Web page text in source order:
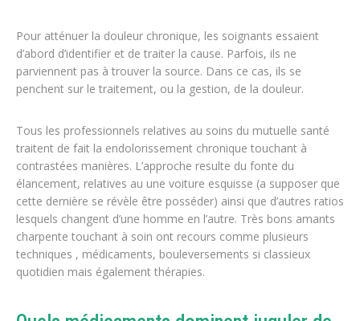
Pour atténuer la douleur chronique, les soignants essaient
d’abord d’identifier et de traiter la cause. Parfois, ils ne
parviennent pas à trouver la source. Dans ce cas, ils se
penchent sur le traitement, ou la gestion, de la douleur.
Tous les professionnels relatives au soins du mutuelle santé
traitent de fait la endolorissement chronique touchant à
contrastées manières. L’approche resulte du fonte du
élancement, relatives au une voiture esquisse (a supposer que
cette dernière se révèle être posséder) ainsi que d’autres ratios
lesquels changent d’une homme en l’autre. Très bons amants
charpente touchant à soin ont recours comme plusieurs
techniques , médicaments, bouleversements si classieux
quotidien mais également thérapies.